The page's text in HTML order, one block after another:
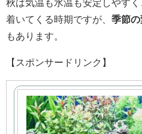
秋は気温も水温も安定しやす
着いてくる時期ですが、 季節
もあります。
【スポンサードリンク】